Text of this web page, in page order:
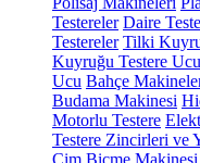
Testereler Daire
Testereler Tilki
Kuyruğu Testere Ucu
Ucu Bahçe
Budama Makinesi
Motorlu Testere
Testere Zincirleri ve
Çim Biçme Makinesi